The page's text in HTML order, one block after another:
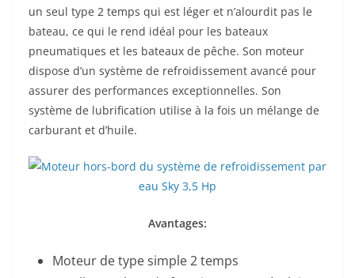
un seul type 2 temps qui est léger et n’alourdit pas le
bateau, ce qui le rend idéal pour les bateaux
pneumatiques et les bateaux de pêche. Son moteur
dispose d’un système de refroidissement avancé pour
assurer des performances exceptionnelles. Son
système de lubrification utilise à la fois un mélange de
carburant et d’huile.
Avantages:
Moteur de type simple 2 temps